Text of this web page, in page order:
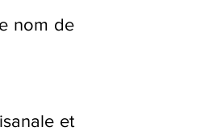
nom de
et